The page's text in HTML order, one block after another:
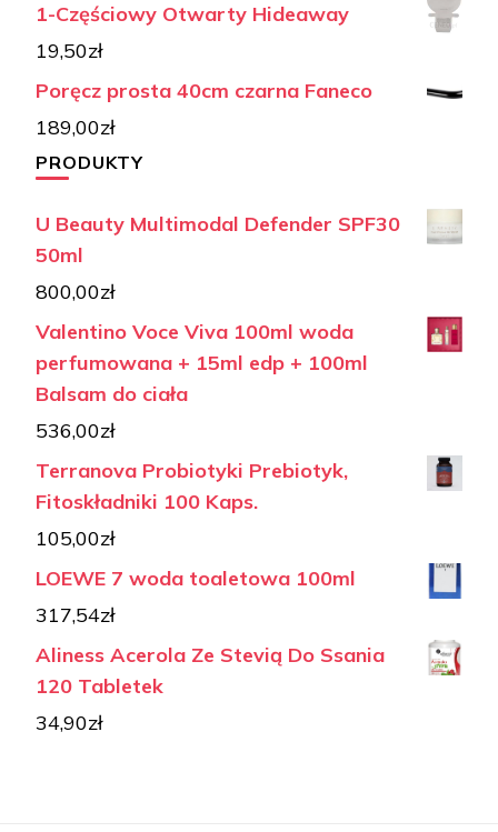
1-Częściowy Otwarty Hideaway
19,50zł
Poręcz prosta 40cm czarna Faneco
189,00zł
PRODUKTY
U Beauty Multimodal Defender SPF30
50ml
800,00zł
Valentino Voce Viva 100ml woda
perfumowana + 15ml edp + 100ml
Balsam do ciała
536,00zł
Terranova Probiotyki Prebiotyk,
Fitoskładniki 100 Kaps.
105,00zł
LOEWE 7 woda toaletowa 100ml
317,54zł
Aliness Acerola Ze Stevią Do Ssania
120 Tabletek
34,90zł